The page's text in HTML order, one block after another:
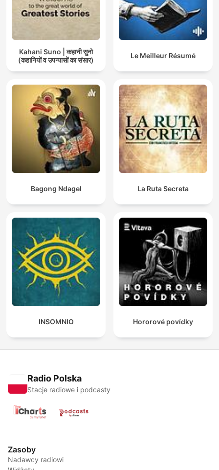
Kahani Suno | कहानी सुनो
(कहानियों व उपन्यासों का संसार)
Le Meilleur Résumé
Bagong Ndagel La Ruta Secreta
INSOMNIO Hororové povídky
Radio Polska
Stacje radiowe i podcasty
Zasoby
Nadawcy radiowi